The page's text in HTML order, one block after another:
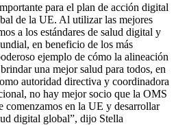
para el plan de acción digital
de la UE. Al utilizar las mejores
a los estándares de salud digital y
en beneficio de los más
ejemplo de cómo la alineación
una mejor salud para todos, en
autoridad directiva y coordinadora
no hay mejor socio que la OMS
comenzamos en la UE y desarrollar
digital global”, dijo Stella